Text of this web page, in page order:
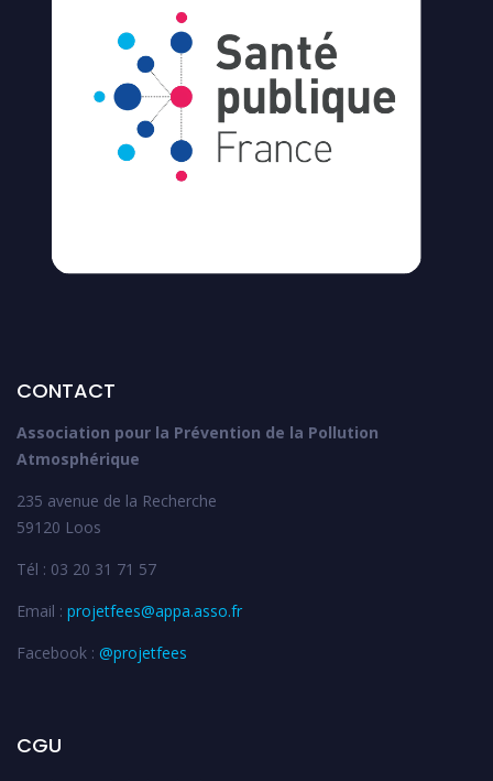
CONTACT
Association pour la Prévention de la Pollution
Atmosphérique
235 avenue de la Recherche
59120 Loos
Tél : 03 20 31 71 57
Email : projetfees@appa.asso.fr
Facebook : @projetfees
CGU